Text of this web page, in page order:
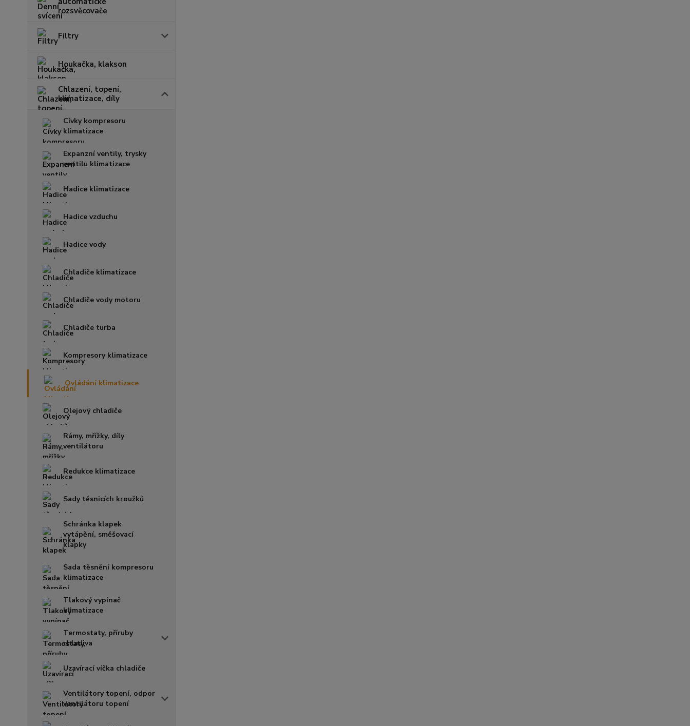
rozsvěcovače
Filtry
Houkačka, klakson
Chlazení, topení,
klimatizace, díly
Cívky kompresoru
klimatizace
Expanzní ventily, trysky
ventilu klimatizace
Hadice klimatizace
Hadice vzduchu
Hadice vody
Chladiče klimatizace
Chladiče vody motoru
Chladiče turba
Kompresory klimatizace
Ovládání klimatizace
Olejový chladiče
Rámy, mřížky, díly
ventilátoru
Redukce klimatizace
Sady těsnicích kroužků
Schránka klapek
vytápění, směšovací
klapky
Sada těsnění kompresoru
klimatizace
Tlakový vypínač
klimatizace
Termostaty, příruby
chladiva
Uzavírací víčka chladiče
Ventilátory topení, odpor
ventilátoru topení